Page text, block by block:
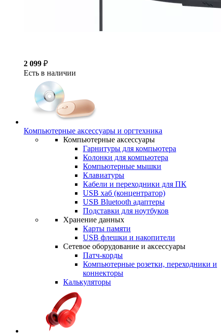
2 099 ₽
Есть в наличии
Компьютерные аксессуары и оргтехника
Компьютерные аксессуары
Гарнитуры для компьютера
Колонки для компьютера
Компьютерные мышки
Клавиатуры
Кабели и переходники для ПК
USB хаб (концентратор)
USB Bluetooth адаптеры
Подставки для ноутбуков
Хранение данных
Карты памяти
USB флешки и накопители
Сетевое оборудование и аксессуары
Патч-корды
Компьютерные розетки, переходники и
коннекторы
Калькуляторы